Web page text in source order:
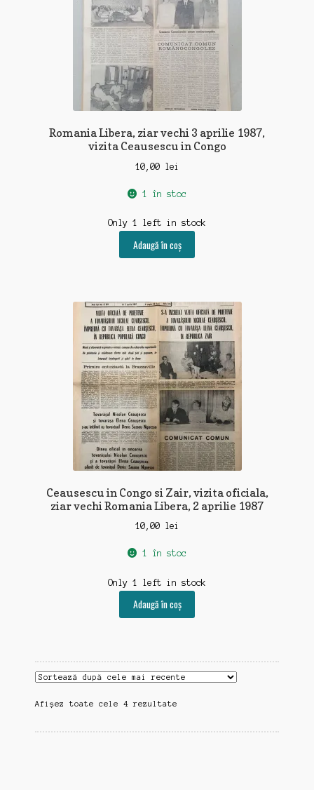
Romania Libera, ziar vechi 3 aprilie 1987,
vizita Ceausescu in Congo
10,00 lei
1 în stoc
Only 1 left in stock
Adaugă în coș
Ceausescu in Congo si Zair, vizita oficiala,
ziar vechi Romania Libera, 2 aprilie 1987
10,00 lei
1 în stoc
Only 1 left in stock
Adaugă în coș
Afișez toate cele 4 rezultateSortat
cele